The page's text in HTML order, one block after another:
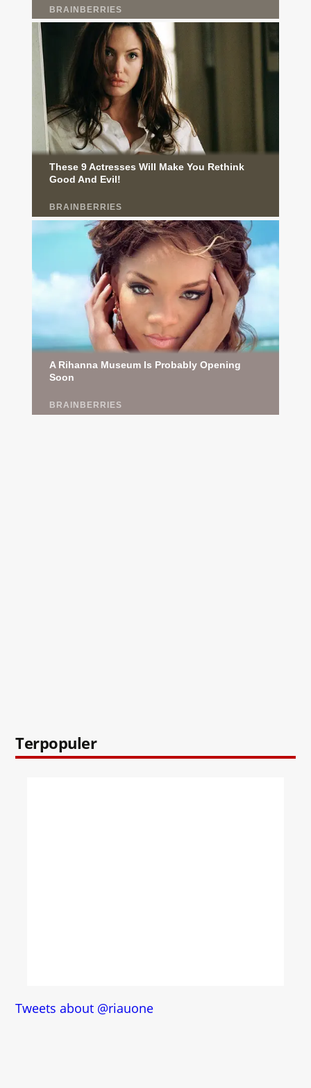
Terpopuler
Tweets about @riauone